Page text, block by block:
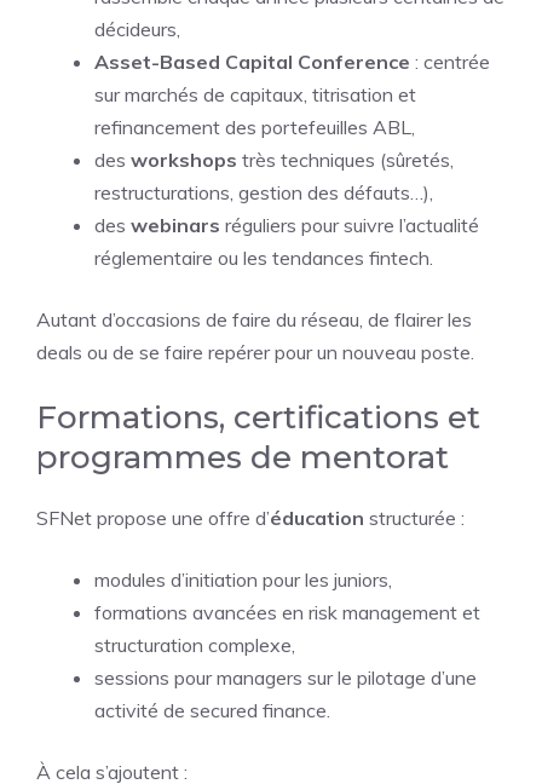
décideurs,
Asset-Based Capital Conference : centrée
sur marchés de capitaux, titrisation et
refinancement des portefeuilles ABL,
des workshops très techniques (sûretés,
restructurations, gestion des défauts…),
des webinars réguliers pour suivre l’actualité
réglementaire ou les tendances fintech.
Autant d’occasions de faire du réseau, de flairer les
deals ou de se faire repérer pour un nouveau poste.
Formations, certifications et
programmes de mentorat
SFNet propose une offre d’éducation structurée :
modules d’initiation pour les juniors,
formations avancées en risk management et
structuration complexe,
sessions pour managers sur le pilotage d’une
activité de secured finance.
À cela s’ajoutent :